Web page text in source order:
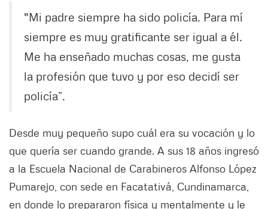
"Mi padre siempre ha sido policía. Para mí
siempre es muy gratificante ser igual a él.
Me ha enseñado muchas cosas, me gusta
la profesión que tuvo y por eso decidí ser
policía”.
Desde muy pequeño supo cuál era su vocación y lo
que quería ser cuando grande. A sus 18 años ingresó
a la Escuela Nacional de Carabineros Alfonso López
Pumarejo, con sede en Facatativá, Cundinamarca,
en donde lo prepararon física y mentalmente y le